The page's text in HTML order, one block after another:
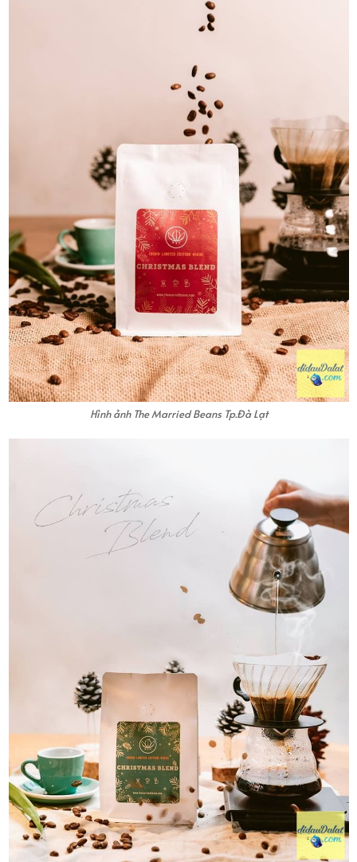
Hình ảnh The Married Beans Tp.Đà Lạt